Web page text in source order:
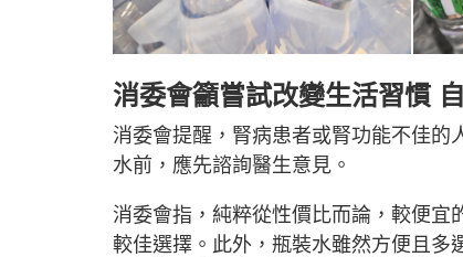
消委會籲嘗試改變生活習慣
消委會提醒，腎病患者或腎功能不佳
水前，應先諮詢醫生意見。
消委會指，純粹從性價比而論，較便宜
較佳選擇。此外，瓶裝水雖然方便且多